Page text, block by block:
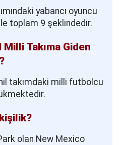
yabancı oyuncu
toplam 9 şeklindedir.
Takıma Giden
takımdaki milli futbolcu
olan New Mexico